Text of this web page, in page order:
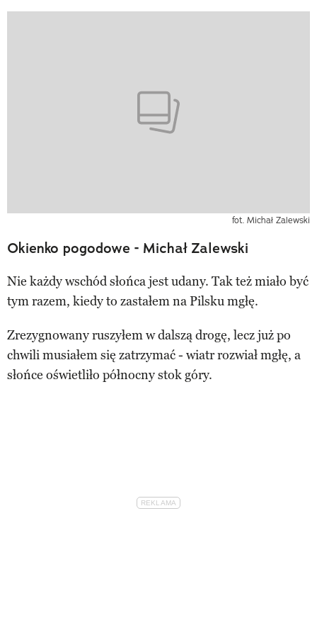
fot. Michał Zalewski
Okienko pogodowe - Michał Zalewski
Nie każdy wschód słońca jest udany. Tak też miało być
tym razem, kiedy to zastałem na Pilsku mgłę.
Zrezygnowany ruszyłem w dalszą drogę, lecz już po
chwili musiałem się zatrzymać - wiatr rozwiał mgłę, a
słońce oświetliło północny stok góry.